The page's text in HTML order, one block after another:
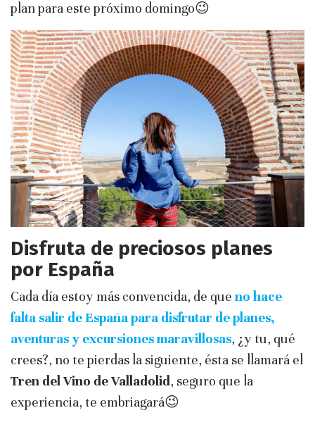
plan para este próximo domingo😉
Disfruta de preciosos planes
por España
Cada día estoy más convencida, de que no hace
falta salir de España para disfrutar de planes,
aventuras y excursiones maravillosas, ¿y tu, qué
crees?, no te pierdas la siguiente, ésta se llamará el
Tren del Vino de Valladolid, seguro que la
experiencia, te embriagará😉